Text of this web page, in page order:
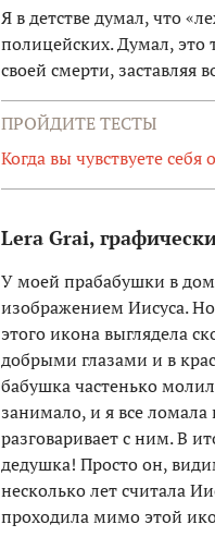
Я в детстве думал, что
полицейских. Думал,
своей смерти, заставляя
ПРОЙДИТЕ ТЕСТЫ
Когда вы чувствуете себя
Lera Grai,
У моей прабабушки в
изображением Иисуса.
этого икона выглядела
добрыми глазами и в
бабушка частенько
занимало, и я все ломала
разговаривает с ним. В
дедушка! Просто он,
несколько лет считала
проходила мимо этой